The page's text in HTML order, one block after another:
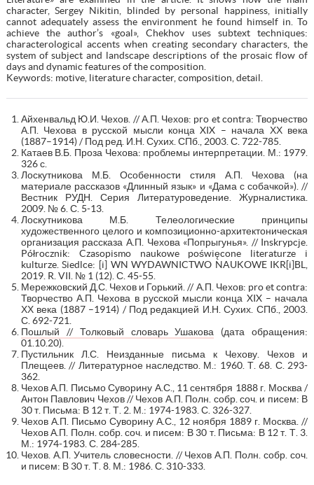
character, Sergey Nikitin, blinded by personal happiness, initially
cannot adequately assess the environment he found himself in. To
achieve the author’s «goal», Chekhov uses subtext techniques:
characterological accents when creating secondary characters, the
system of subject and landscape descriptions of the prosaic flow of
days and dynamic features of the composition.
Keywords: motive, literature character, composition, detail.
Айхенвальд Ю.И. Чехов. // А.П. Чехов: pro et contra: Творчество
А.П. Чехова в русской мысли конца XIX – начала ХХ века
(1887–1914) / Под ред. И.Н. Сухих. СПб., 2003. С. 722-785.
Катаев В.Б. Проза Чехова: проблемы интерпретации. М.: 1979.
326 с.
Лоскутникова М.Б. Особенности стиля А.П. Чехова (на
материале рассказов «Длинный язык» и «Дама с собачкой»). //
Вестник РУДН. Серия Литературоведение. Журналистика.
2009. № 6. С. 5-13.
Лоскутникова М.Б. Телеологические принципы
художественного целого и композиционно-архитектоническая
организация рассказа А.П. Чехова «Попрыгунья». // Inskrypcje.
Półrocznik: Czasopismo naukowe poświęcone literaturze i
kulturze. Siedlce: [i] WN WYDAWNICTWO NAUKOWE IKR[i]BL,
2019. R. VII. № 1 (12). С. 45-55.
Мережковский Д.С. Чехов и Горький. // А.П. Чехов: pro et contra:
Творчество А.П. Чехова в русской мысли конца XIX – начала
ХХ века (1887 –1914) / Под редакцией И.Н. Сухих. СПб., 2003.
С. 692-721.
Пошлый // Толковый словарь Ушакова (дата обращения:
01.10.20).
Пустильник Л.С. Неизданные письма к Чехову. Чехов и
Плещеев. // Литературное наследство. М.: 1960. Т. 68. С. 293-
362.
Чехов А.П. Письмо Суворину А.С., 11 сентября 1888 г. Москва /
Антон Павлович Чехов // Чехов А.П. Полн. собр. соч. и писем: В
30 т. Письма: В 12 т. Т. 2. М.: 1974-1983. С. 326-327.
Чехов А.П. Письмо Суворину А.С., 12 ноября 1889 г. Москва. //
Чехов А.П. Полн. собр. соч. и писем: В 30 т. Письма: В 12 т. Т. 3.
М.: 1974-1983. С. 284-285.
Чехов. А.П. Учитель словесности. // Чехов А.П. Полн. собр. соч.
и писем: В 30 т. Т. 8. М.: 1986. С. 310-333.